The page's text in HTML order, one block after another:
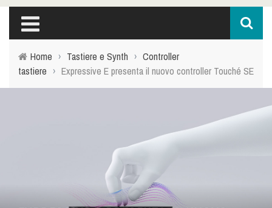
Home › Tastiere e Synth › Controller
tastiere › Expressive E presenta il nuovo controller Touché SE